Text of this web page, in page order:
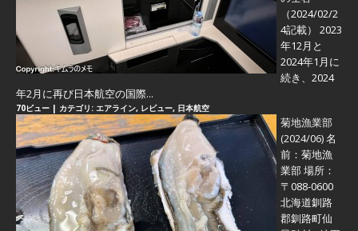
（2024/02/2
4記載） 2023
年12月と
2024年1月に
続き、2024
年2月に再び日本航空の国際...
70ビュー | カテゴリ: エアライン, レビュー, 日本航空
菊地漁業部
(2024/06)名
前：菊地漁
業部 場所：
〒088-0600
北海道釧路
郡釧路町仙